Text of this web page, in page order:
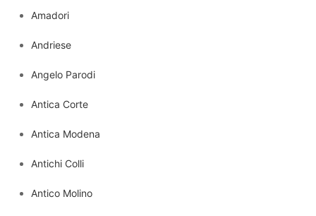
Amadori
Andriese
Angelo Parodi
Antica Corte
Antica Modena
Antichi Colli
Antico Molino